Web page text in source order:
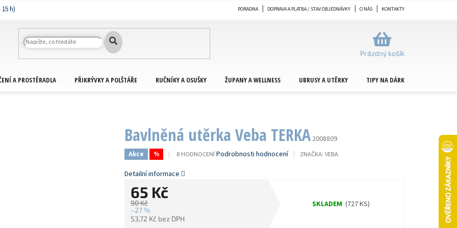
PORADNA DOPRAVA A PLATBA / STAV OBJEDNÁVKY O NÁS KONTAKTY
NÁKUPNÍ
KOŠÍK
Prázdný košík
A PROSTĚRADLA PŘIKRÝVKY A POLŠTÁŘE RUČNÍKY A OSUŠKY ŽUPANY A WELLNESS UBRUSY A UTĚRKY TIPY NA DÁRKY
Bavlněná utěrka Veba TERKA 2008809
Akce %
PRŮMĚRNÉ
PRODUKTU
JE
8 HODNOCENÍPodrobnosti hodnocení ZNAČKA: VEBA
90 Kč
–27 %
65 Kč
53,72 Kč bez DPH
SKLADEM (727 KS)
Detailní informace